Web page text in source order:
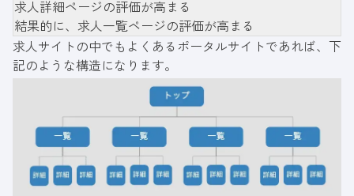
求人詳細ページの評価が高まる
結果的に、求人一覧ページの評価が高まる
求人サイトの中でもよくあるポータルサイトであれば、下
記のような構造になります。